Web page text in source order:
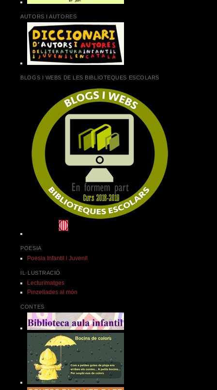
AUTORS I AUTORES
BLOGS I WEBS DE LES BIBLIOTEQUES ESCOLARS
POESIA
Poesia Infantil i Juvenil
IL·LUSTRACIÓ
Lecturimatges
Pinzellades al món
CONTES